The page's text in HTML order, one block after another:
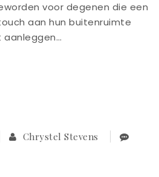
voor degenen die een
aan hun buitenruimte
aanleggen…
Chrystel Stevens